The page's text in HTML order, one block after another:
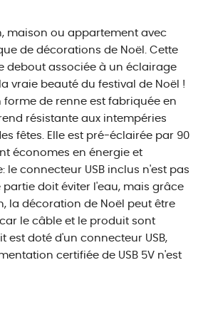
maison ou appartement avec
de décorations de Noël. Cette
debout associée à un éclairage
vraie beauté du festival de Noël !
de renne est fabriquée en
résistante aux intempéries
fêtes. Elle est pré-éclairée par 90
économes en énergie et
le connecteur USB inclus n'est pas
doit éviter l'eau, mais grâce
la décoration de Noël peut être
le câble et le produit sont
est doté d'un connecteur USB,
certifiée de USB 5V n'est